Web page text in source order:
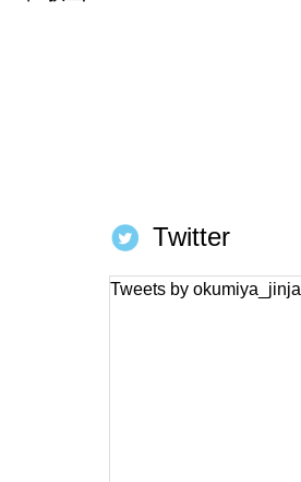
Twitter
Tweets by okumiya_jinja